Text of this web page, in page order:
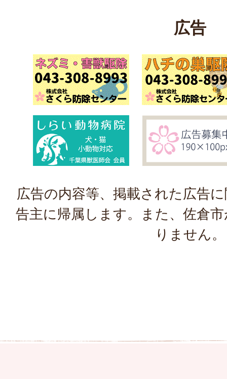
広告
広告の内容等、掲載された広告
告主に帰属します。また、佐倉
りません。